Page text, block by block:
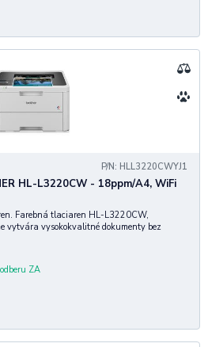
P/N: HLL3220CWYJ1
HL-L3220CW - 18ppm/A4, WiFi
Farebná tlaciaren HL-L3220CW,
vytvára vysokokvalitné dokumenty bez
Popis:
ZA